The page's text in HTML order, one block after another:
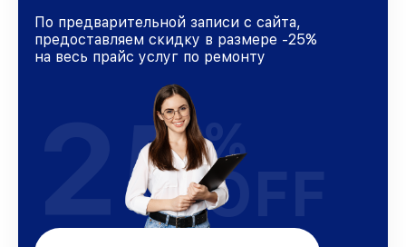
По предварительной записи с сайта,
предоставляем скидку в размере -25%
на весь прайс услуг по ремонту
25%
OFF